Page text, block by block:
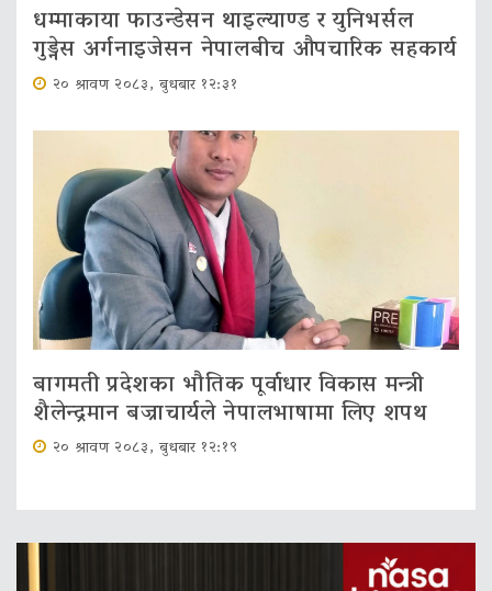
धम्माकाया फाउन्डेसन थाइल्याण्ड र युनिभर्सल
गुड्नेस अर्गनाइजेसन नेपालबीच औपचारिक सहकार्य
२० श्रावण २०८३, बुधबार १२:३१
बागमती प्रदेशका भौतिक पूर्वाधार विकास मन्त्री
शैलेन्द्रमान बज्राचार्यले नेपालभाषामा लिए शपथ
२० श्रावण २०८३, बुधबार १२:१९